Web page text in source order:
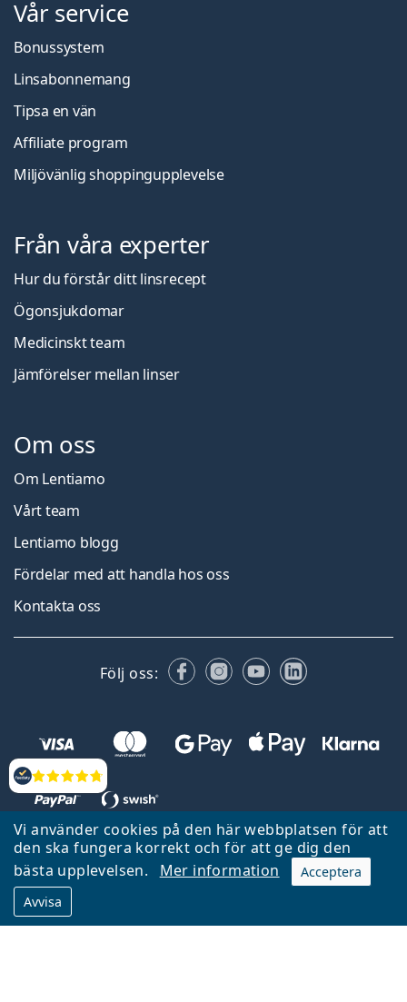
Vi använder cookies på den här webbplatsen för att
den ska fungera korrekt och för att ge dig den
bästa upplevelsen.
Mer information
Acceptera
Avvisa
Recensioner
Vår service
Bonussystem
Linsabonnemang
Tipsa en vän
Affiliate program
Miljövänlig shoppingupplevelse
Från våra experter
Hur du förstår ditt linsrecept
Ögonsjukdomar
Medicinskt team
Jämförelser mellan linser
Om oss
Om Lentiamo
Vårt team
Lentiamo blogg
Fördelar med att handla hos oss
Kontakta oss
Följ oss: FacebookInstagram
YouTubeLinkedIn
Tillbaka till startsidan
Gå upp
Lentiamo.se ägs och drivs av Lentiamo s.r.o., Tjeckien